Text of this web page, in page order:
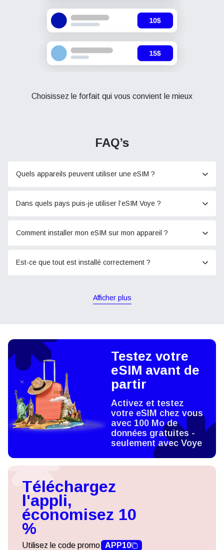
Choisissez le forfait qui vous convient le mieux
FAQ’s
Quels appareils peuvent utiliser une eSIM ?
Dans quels pays puis-je utiliser l’eSIM Voye ?
Comment installer mon eSIM sur mon appareil ?
Est-ce que tout est installé correctement ?
Afficher plus
Testez votre
eSIM avant de
partir
Activez et testez
votre eSIM chez vous
avec 100 Mo de
données gratuites -
seulement avec Voye
Téléchargez
l'appli,
économisez 10
%
Utilisez le code promo APP10